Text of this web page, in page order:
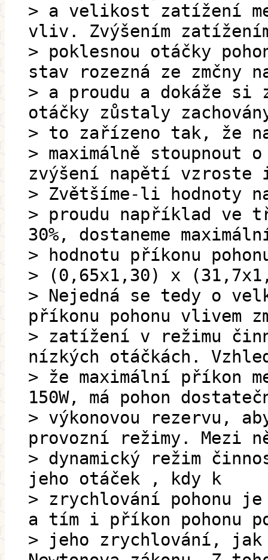
> a velikost zatížení
vliv. Zvýšením
> poklesnou otáčky
stav rozezná ze zmčny
> a proudu a dokáže
otáčky zůstaly
> to zařízeno tak, že
> maximálně stoupnout
zvýšení napětí vzroste
> Zvětšíme-li hodnoty
> proudu například ve
30%, dostaneme
> hodnotu příkonu
> (0,65x1,30) x
> Nejedná se tedy o
příkonu pohonu vlivem
> zatížení v režimu
nízkých otáčkách.
> že maximální příkon
150W, má pohon
> výkonovou rezervu,
provozní režimy. Mezi
> dynamický režim
jeho otáček , kdy k
> zrychlování pohonu
a tím i příkon pohonu
> jeho zrychlování, jak